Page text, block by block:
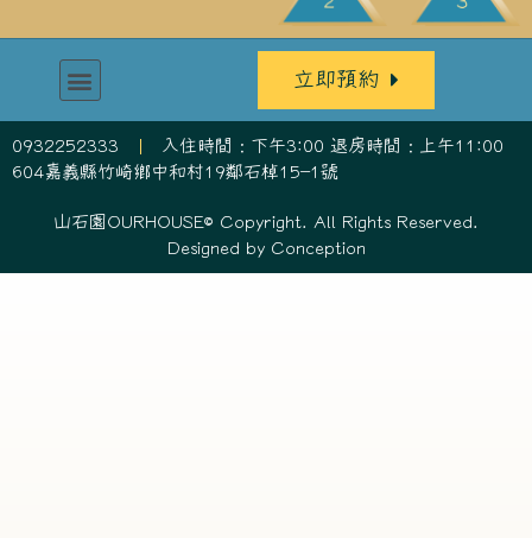
立即預約
山石園OURHOUSE© Copyright. All Rights Reserved.
Designed by Conception
0932252333
入住時間：下午3:00 退房時間：上午11:00
604嘉義縣竹崎鄉中和村19鄰石棹15-1號